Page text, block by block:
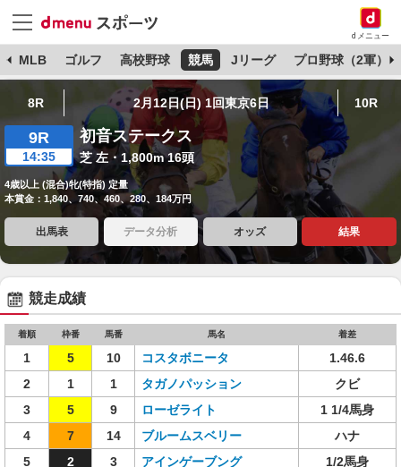
dメニュー
MLB ゴルフ 高校野球 競馬 Jリーグ プロ野球（2軍）
8R 2月12日(日) 1回東京6日 10R
9R
14:35
初音ステークス
芝 左・1,800m 16頭
4歳以上 (混合)牝(特指) 定量
本賞金：1,840、740、460、280、184万円
出馬表 データ分析 オッズ 結果
競走成績
着順 枠番 馬番 馬名 着差
1 5 10 コスタボニータ
1.46.6
2
1 1 タガノパッション
クビ
3
5 9 ローゼライト
1 1/4馬身
4
7 14 ブルームスベリー
ハナ
5
2 3 アインゲーブング
1/2馬身